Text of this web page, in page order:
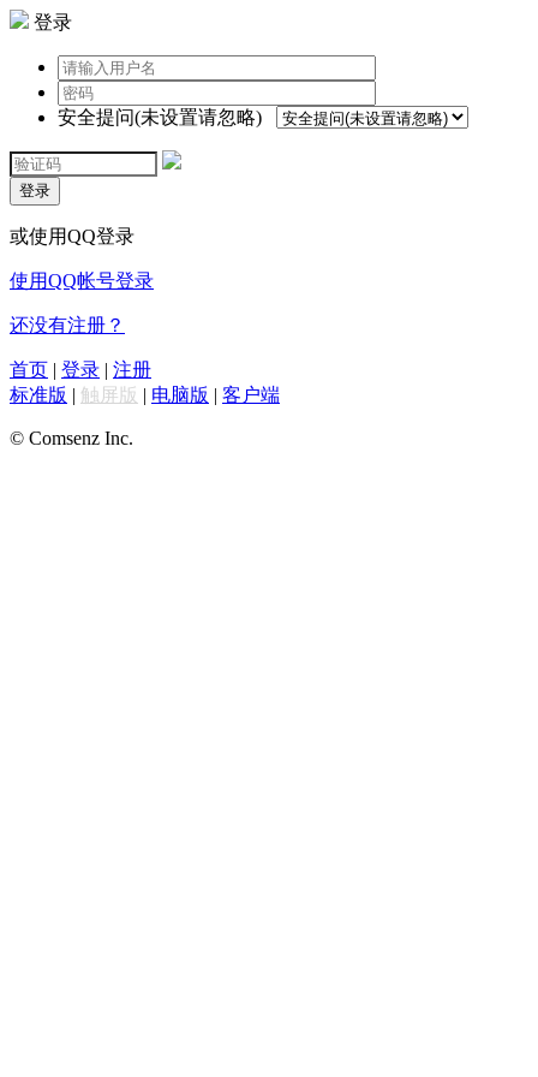
登录
安全提问(未设置请忽略)
登录
或使用QQ登录
使用QQ帐号登录
还没有注册？
首页 | 登录 | 注册
标准版 | 触屏版 | 电脑版 | 客户端
© Comsenz Inc.